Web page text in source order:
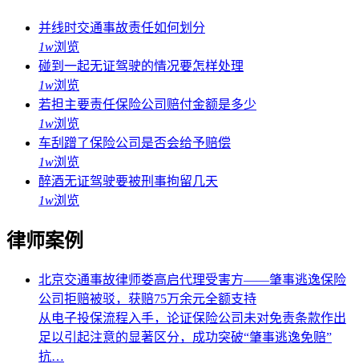
并线时交通事故责任如何划分
1w浏览
碰到一起无证驾驶的情况要怎样处理
1w浏览
若担主要责任保险公司赔付金额是多少
1w浏览
车刮蹭了保险公司是否会给予赔偿
1w浏览
醉酒无证驾驶要被刑事拘留几天
1w浏览
律师案例
北京交通事故律师娄高启代理受害方——肇事逃逸保险
公司拒赔被驳，获赔75万余元全额支持
从电子投保流程入手，论证保险公司未对免责条款作出
足以引起注意的显著区分，成功突破“肇事逃逸免赔”
抗…